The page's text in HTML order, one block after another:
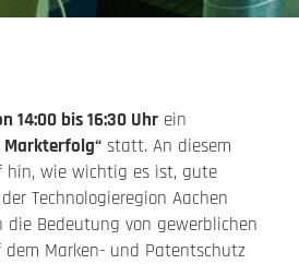
14:00 bis 16:30 Uhr ein
Markterfolg“ statt. An diesem
hin, wie wichtig es ist, gute
Technologieregion Aachen
Bedeutung von gewerblichen
Marken- und Patentschutz